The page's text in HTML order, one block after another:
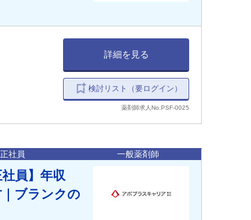
詳細を見る
検討リスト（要ログイン）
薬剤師求人No.PSF-0025
正社員 一般薬剤師
員】年収
ブランクの